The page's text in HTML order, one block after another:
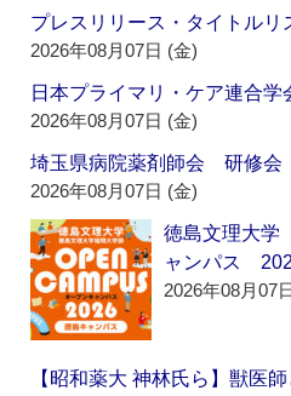
プレスリリース・タイトル
2026年08月07日 (金)
日本プライマリ・ケア連合
2026年08月07日 (金)
埼玉県病院薬剤師会 研修
2026年08月07日 (金)
徳島文理大
ャンパス
2026年08月07
【昭和薬大 神林氏ら】獣医